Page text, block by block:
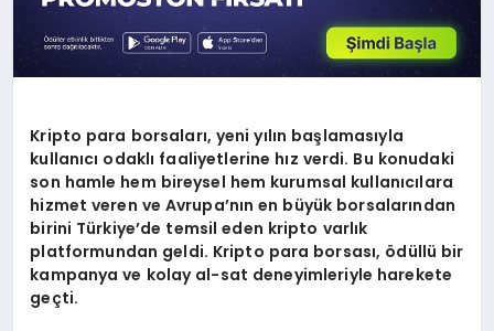
Kripto para borsaları, yeni yılın başlamasıyla
kullanıcı odaklı faaliyetlerine hız verdi. Bu konudaki
son hamle hem bireysel hem kurumsal kullanıcılara
hizmet veren ve Avrupa’nın en büyük borsalarından
birini Türkiye’de temsil eden kripto varlık
platformundan geldi. Kripto para borsası, ödüllü bir
kampanya ve kolay al-sat deneyimleriyle harekete
geçti.